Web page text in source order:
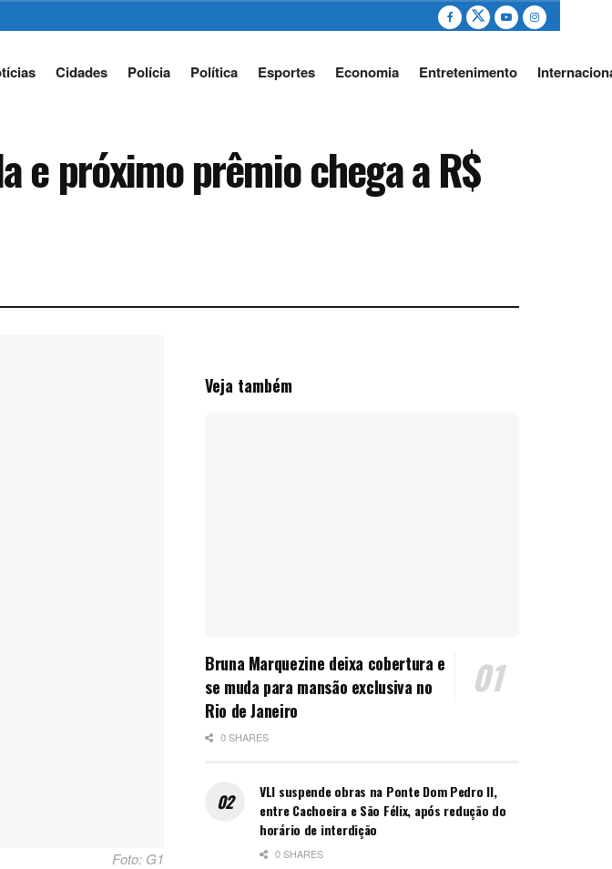
Cidades Polícia Política Esportes Economia Entretenimento
e próximo prêmio chega a R$
Foto: G1
Veja também
Bruna Marquezine deixa cobertura e
se muda para mansão exclusiva no
Rio de Janeiro
0 SHARES
VLI suspende obras na Ponte Dom Pedro II,
entre Cachoeira e São Félix, após redução do
horário de interdição
0 SHARES